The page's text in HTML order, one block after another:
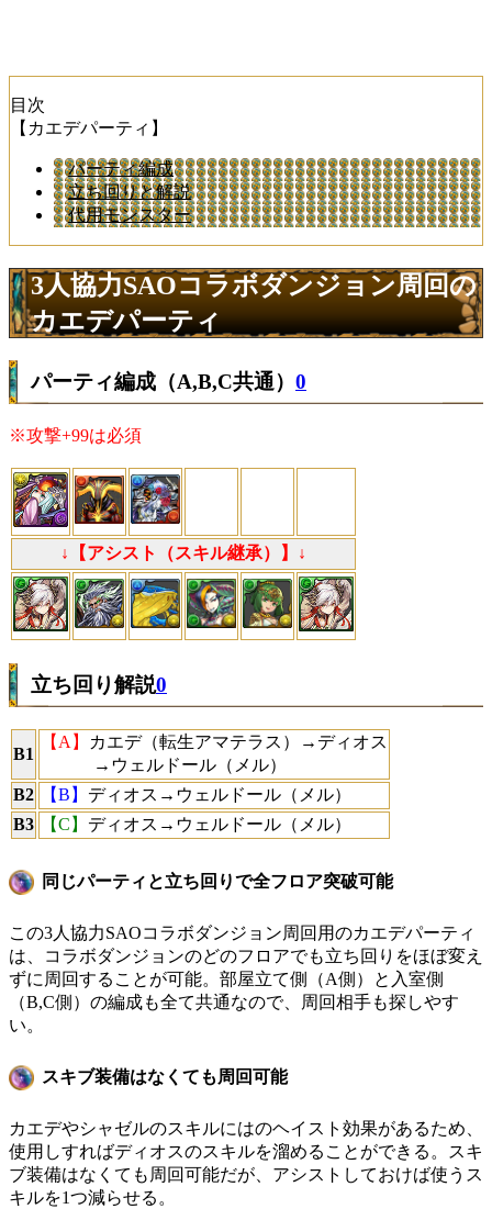
目次
【カエデパーティ】
パーティ編成
立ち回りと解説
代用モンスター
3人協力SAOコラボダンジョン周回の
カエデパーティ
パーティ編成（A,B,C共通） 0
※攻撃+99は必須
↓【アシスト（スキル継承）】↓
立ち回り解説0
B1
【A】
カエデ（転生アマテラス）→ディオス
→ウェルドール（メル）
B2
【B】 ディオス→ウェルドール（メル）
B3
【C】 ディオス→ウェルドール（メル）
同じパーティと立ち回りで全フロア突破可能
この3人協力SAOコラボダンジョン周回用のカエデパーティ
は、コラボダンジョンのどのフロアでも立ち回りをほぼ変え
ずに周回することが可能。部屋立て側（A側）と入室側
（B,C側）の編成も全て共通なので、周回相手も探しやす
い。
スキブ装備はなくても周回可能
カエデやシャゼルのスキルにはのヘイスト効果があるため、
使用しすればディオスのスキルを溜めることができる。スキ
ブ装備はなくても周回可能だが、アシストしておけば使うス
キルを1つ減らせる。